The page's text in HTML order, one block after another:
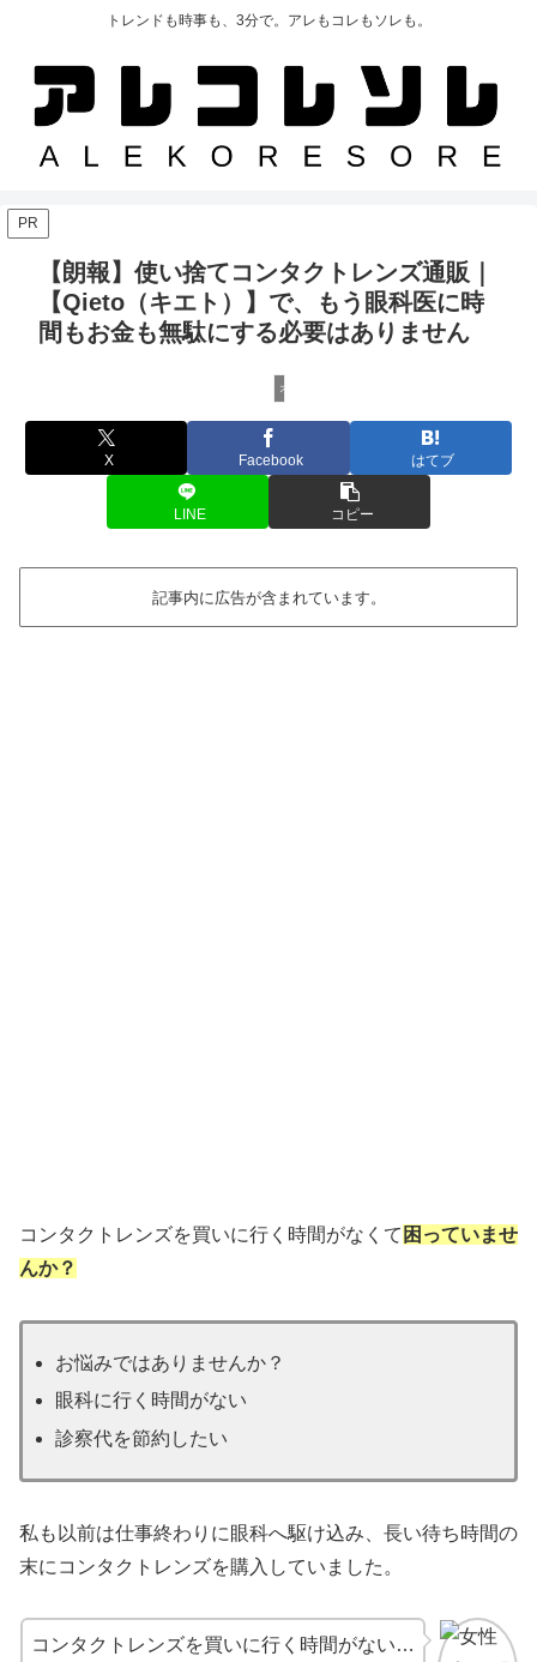
トレンドも時事も、3分で。アレもコレもソレも。
PR
【朗報】使い捨てコンタクトレンズ通販｜
【Qieto（キエト）】で、もう眼科医に時
間もお金も無駄にする必要はありません
オンラインストア
X Facebook はてブ
LINE コピー
記事内に広告が含まれています。
コンタクトレンズを買いに行く時間がなくて 困っていませ
んか？
お悩みではありませんか？
眼科に行く時間がない
診察代を節約したい
私も以前は仕事終わりに眼科へ駆け込み、長い待ち時間の
末にコンタクトレンズを購入していました。
コンタクトレンズを買いに行く時間がない…